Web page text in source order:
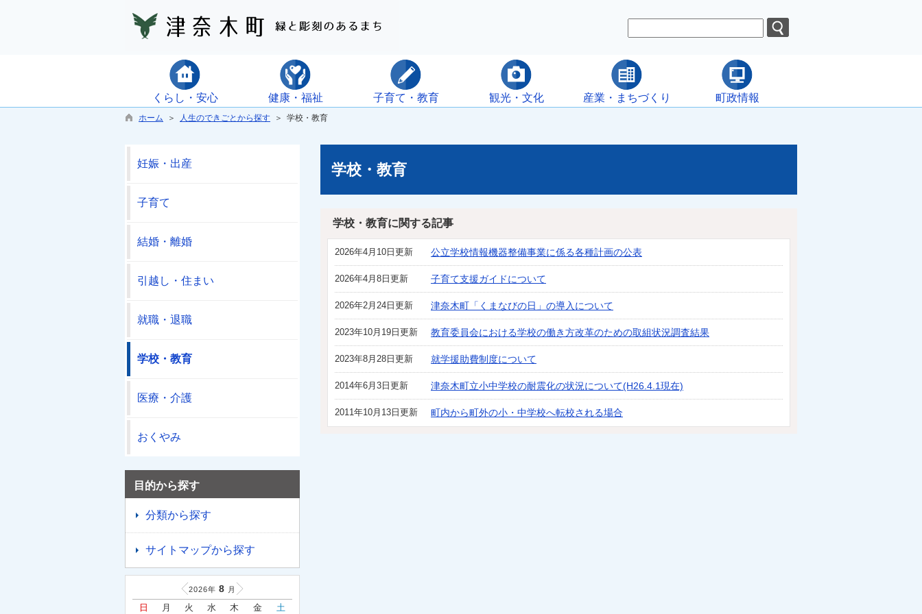
くらし・安心 健康・福祉 子育て・教育 観光・文化 産業・まちづくり 町政情報
ホーム ＞ 人生のできごとから探す ＞ 学校・教育
学校・教育
学校・教育に関する記事
2026年4月10日更新 公立学校情報機器整備事業に係る各種計画の公表
2026年4月8日更新 子育て支援ガイドについて
2026年2月24日更新 津奈木町「くまなびの日」の導入について
2023年10月19日更新 教育委員会における学校の働き方改革のための取組状況調査結果
2023年8月28日更新 就学援助費制度について
2014年6月3日更新 津奈木町立小中学校の耐震化の状況について(H26.4.1現在)
2011年10月13日更新 町内から町外の小・中学校へ転校される場合
妊娠・出産
子育て
結婚・離婚
引越し・住まい
就職・退職
学校・教育
医療・介護
おくやみ
目的から探す
分類から探す
サイトマップから探す
2026年 8 月
日 月 火 水 木 金 土